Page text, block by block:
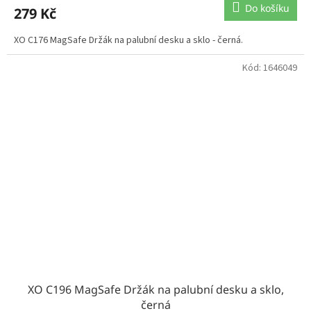
279 Kč Do košíku
XO C176 MagSafe Držák na palubní desku a sklo - černá.
XO C196 MagSafe Držák na palubní desku a sklo,
černá
Kód: 1646049